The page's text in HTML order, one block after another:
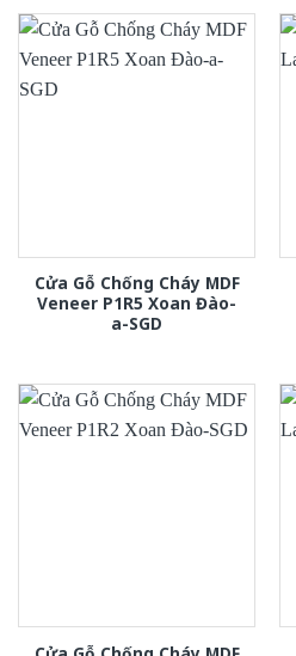
Cửa Gỗ Chống Cháy MDF
Veneer P1R5 Xoan Đào-
a-SGD